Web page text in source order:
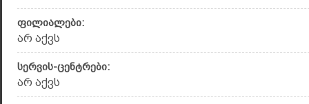
ფილიალები:
არ აქვს
სერვის-ცენტრები:
არ აქვს